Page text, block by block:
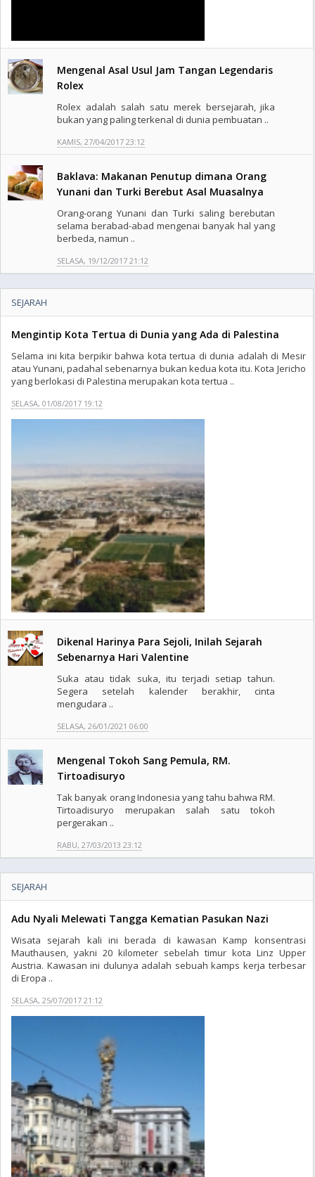
Mengenal Asal Usul Jam Tangan Legendaris
Rolex
Rolex adalah salah satu merek bersejarah, jika
bukan yang paling terkenal di dunia pembuatan ..
KAMIS, 27/04/2017 23:12
Baklava: Makanan Penutup dimana Orang
Yunani dan Turki Berebut Asal Muasalnya
Orang-orang Yunani dan Turki saling berebutan
selama berabad-abad mengenai banyak hal yang
berbeda, namun ..
SELASA, 19/12/2017 21:12
SEJARAH
Mengintip Kota Tertua di Dunia yang Ada di Palestina
Selama ini kita berpikir bahwa kota tertua di dunia adalah di Mesir
atau Yunani, padahal sebenarnya bukan kedua kota itu. Kota Jericho
yang berlokasi di Palestina merupakan kota tertua ..
SELASA, 01/08/2017 19:12
Dikenal Harinya Para Sejoli, Inilah Sejarah
Sebenarnya Hari Valentine
Suka atau tidak suka, itu terjadi setiap tahun.
Segera setelah kalender berakhir, cinta
mengudara ..
SELASA, 26/01/2021 06:00
Mengenal Tokoh Sang Pemula, RM.
Tirtoadisuryo
Tak banyak orang Indonesia yang tahu bahwa RM.
Tirtoadisuryo merupakan salah satu tokoh
pergerakan ..
RABU, 27/03/2013 23:12
SEJARAH
Adu Nyali Melewati Tangga Kematian Pasukan Nazi
Wisata sejarah kali ini berada di kawasan Kamp konsentrasi
Mauthausen, yakni 20 kilometer sebelah timur kota Linz Upper
Austria. Kawasan ini dulunya adalah sebuah kamps kerja terbesar
di Eropa ..
SELASA, 25/07/2017 21:12